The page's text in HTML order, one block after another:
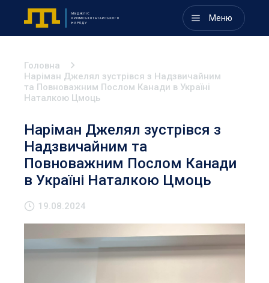
Меню
Головна
Наріман Джелял зустрівся з Надзвичайним
та Повноважним Послом Канади в Україні
Наталкою Цмоць
Наріман Джелял зустрівся з
Надзвичайним та
Повноважним Послом Канади
в Україні Наталкою Цмоць
19.08.2024